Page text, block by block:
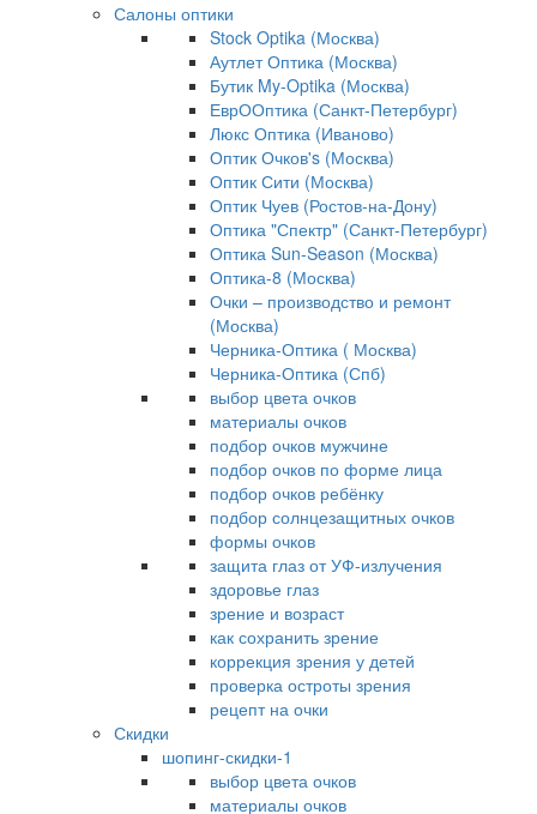
Салоны оптики
Stock Optika (Москва)
Аутлет Оптика (Москва)
Бутик My-Optika (Москва)
ЕврООптика (Санкт-Петербург)
Люкс Оптика (Иваново)
Оптик Очков's (Москва)
Оптик Сити (Москва)
Оптик Чуев (Ростов-на-Дону)
Оптика "Спектр" (Санкт-Петербург)
Оптика Sun-Season (Москва)
Оптика-8 (Москва)
Очки – производство и ремонт
(Москва)
Черника-Оптика ( Москва)
Черника-Оптика (Спб)
выбор цвета очков
материалы очков
подбор очков мужчине
подбор очков по форме лица
подбор очков ребёнку
подбор солнцезащитных очков
формы очков
защита глаз от УФ-излучения
здоровье глаз
зрение и возраст
как сохранить зрение
коррекция зрения у детей
проверка остроты зрения
рецепт на очки
Скидки
шопинг-скидки-1
выбор цвета очков
материалы очков